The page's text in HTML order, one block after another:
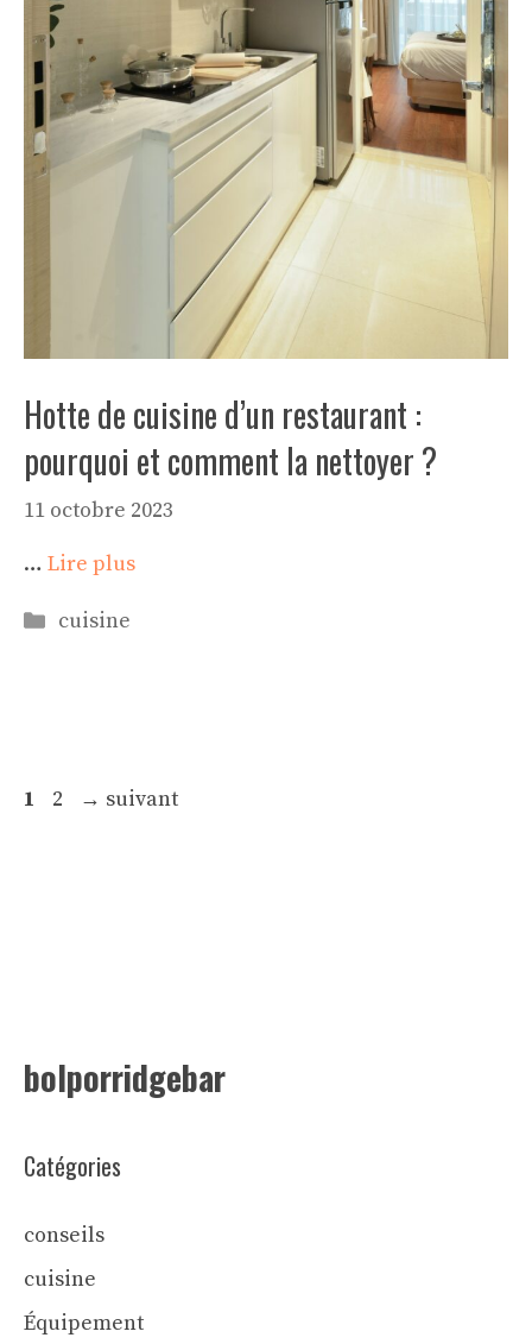
Hotte de cuisine d’un restaurant :
pourquoi et comment la nettoyer ?
11 octobre 2023
… Lire plus
Catégories
cuisine
Page
1 Page
2 → suivant
bolporridgebar
Catégories
conseils
cuisine
Équipement